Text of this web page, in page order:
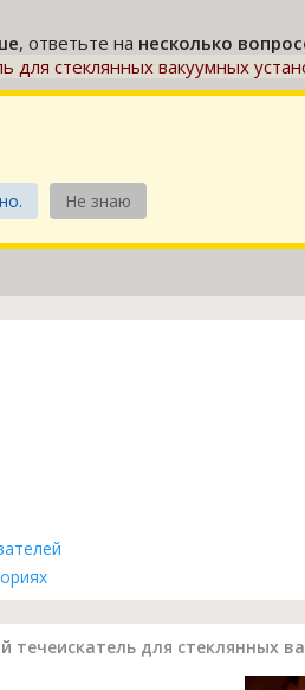
, ответьте на несколько
для стеклянных вакуумных
Не знаю
течеискатель для стеклянных